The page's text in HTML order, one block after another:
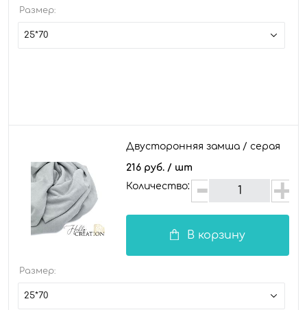
Размер:
25*70
Двусторонняя замша / серая
216 руб. / шт
Количество:
В корзину
Размер:
25*70